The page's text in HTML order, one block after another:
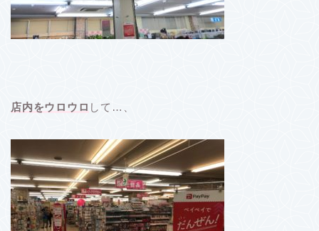
店内をウロウロ して…、